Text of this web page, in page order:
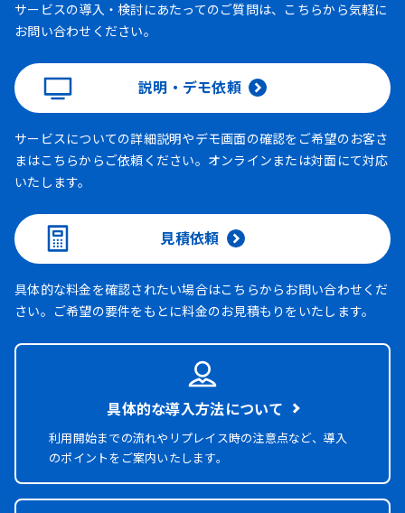
サービスの導入・検討にあたってのご質問は、こちらから気軽に
お問い合わせください。
説明・デモ依頼
サービスについての詳細説明やデモ画面の確認をご希望のお客さ
まはこちらからご依頼ください。オンラインまたは対面にて対応
いたします。
見積依頼
具体的な料金を確認されたい場合はこちらからお問い合わせくだ
さい。ご希望の要件をもとに料金のお見積もりをいたします。
具体的な導入方法について
利用開始までの流れやリプレイス時の注意点など、導入
のポイントをご案内いたします。